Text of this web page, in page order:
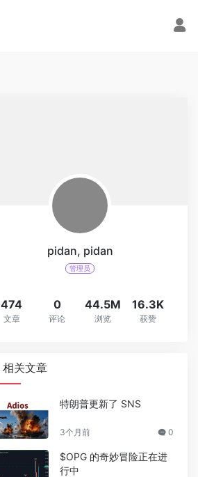
pidan, pidan
管理员
474
文章
0
评论
44.5M
浏览
16.3K
获赞
相关文章
特朗普更新了 SNS
3个月前 0
$OPG 的奇妙冒险正在进
行中